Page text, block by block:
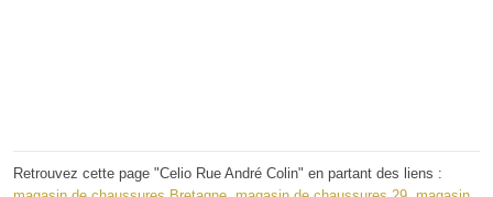
Retrouvez cette page "Celio Rue André Colin" en partant des liens :